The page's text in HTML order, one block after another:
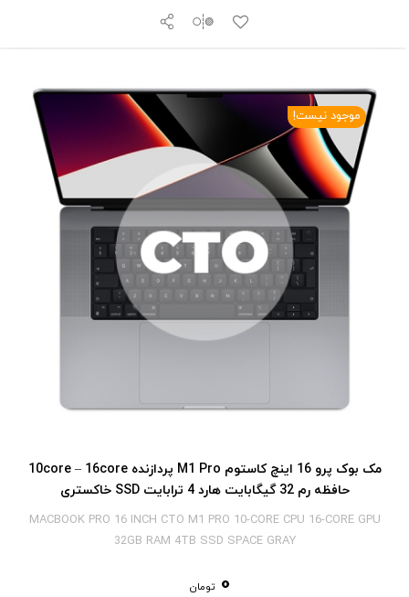
موجود نیست!
مک بوک پرو 16 اینچ کاستوم M1 Pro پردازنده 10core – 16core
حافظه رم 32 گیگابایت هارد 4 ترابایت SSD خاکستری
MACBOOK PRO 16 INCH CTO M1 PRO 10-CORE CPU 16-CORE GPU
32GB RAM 4TB SSD SPACE GRAY
0 تومان